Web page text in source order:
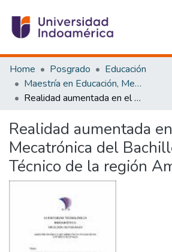
Communities & Collections
All of DSpace
Statistics
Home Posgrado
Educación
Maestría en Educación, Mención Pedagogía en Entornos Digitales
Realidad aumentada en el área de Mecatrónica del Bachillerato Técnico de la región Amazónica.
Realidad aumentada
Mecatrónica del
Técnico de la región